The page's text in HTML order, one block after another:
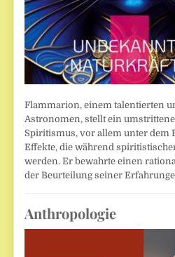
Flammarion, einem talentierten
Astronomen, stellt ein
Spiritismus, vor allem unter dem
Effekte, die während
werden. Er bewahrte einen
der Beurteilung seiner
Anthropologie